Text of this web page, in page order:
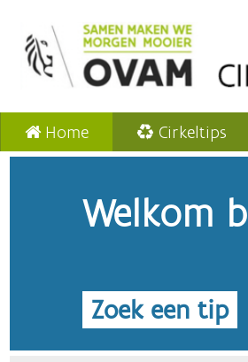
Home Cirkeltips
Welkom
Zoek een tip